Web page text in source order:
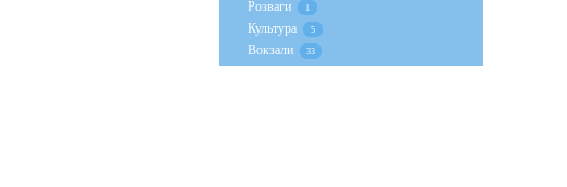
Розваги 1
Культура 5
Вокзали 33